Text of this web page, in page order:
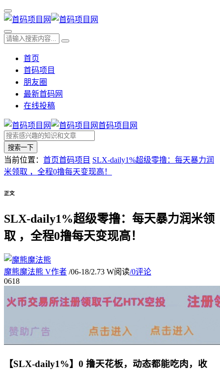
首页
首码项目
朋友圈
最新首码网
在线投稿
首码项目网
搜索一下
当前位置： 首页首码项目 SLX-daily1%超级零撸：每天暴力润
米领取 ，全程0撸每天变现高！
正文
SLX-daily1%超级零撸：每天暴力润米领
取 ，全程0撸每天变现高！
魔熊魔法熊 V作者 /06-18/2.73 W阅读/0评论
0618
【SLX-daily1%】0 撸天花板，动态都能吃肉，收